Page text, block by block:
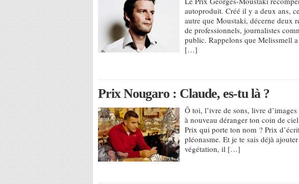
autoproduit. Créé il y a deux ans,
autre que Moustaki, décerne deux
de professionnels, journalistes
public. Rappelons que Melissmell
[…]
Prix Nougaro : Claude, es-tu là ?
Ô toi, l’ivre de sons, livre
à nouveau déranger ton coin de
Prix qui porte ton nom ? Prix
pléonasme. Et je te sais déjà
végétation, il […]